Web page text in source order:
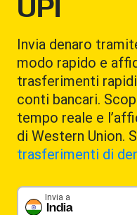
UPI
Invia denaro
modo rapido e
trasferimenti
conti bancari.
tempo reale e
di Western Union.
trasferimenti di
India
Invia a